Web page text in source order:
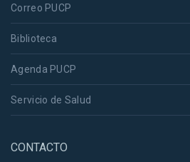
Correo PUCP
Biblioteca
Agenda PUCP
Servicio de Salud
CONTACTO